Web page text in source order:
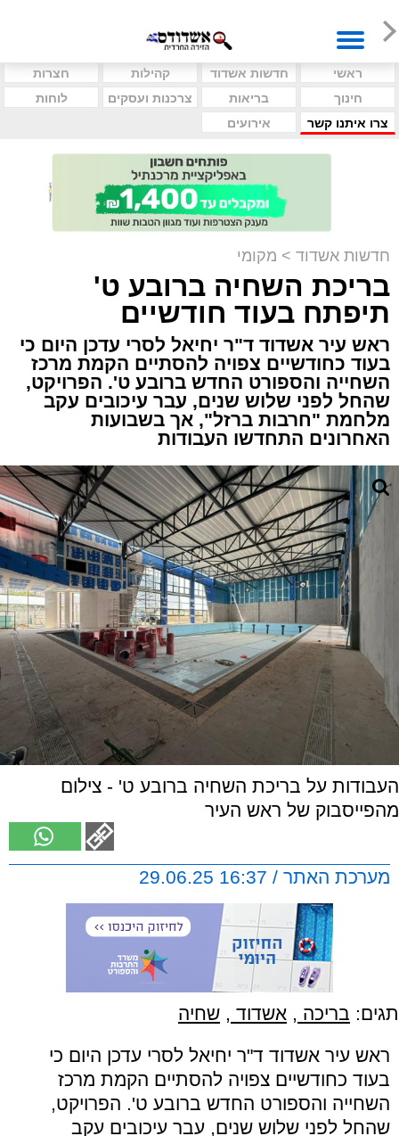
ראשי חדשות אשדוד קהילות
חצרות
חינוך
בריאות צרכנות ועסקים
לוחות
צרו איתנו קשר
אירועים
חדשות אשדוד > מקומי
בריכת השחיה ברובע ט'
תיפתח בעוד חודשיים
ראש עיר אשדוד ד"ר יחיאל לסרי עדכן היום כי
בעוד כחודשיים צפויה להסתיים הקמת מרכז
השחייה והספורט החדש ברובע ט'. הפרויקט,
שהחל לפני שלוש שנים, עבר עיכובים עקב
מלחמת "חרבות ברזל", אך בשבועות
האחרונים התחדשו העבודות
העבודות על בריכת השחיה ברובע ט' - צילום
מהפייסבוק של ראש העיר
מערכת האתר / 16:37 29.06.25
תגים: בריכה , אשדוד , שחיה
ראש עיר אשדוד ד"ר יחיאל לסרי עדכן היום כי
בעוד כחודשיים צפויה להסתיים הקמת מרכז
השחייה והספורט החדש ברובע ט'. הפרויקט,
שהחל לפני שלוש שנים, עבר עיכובים עקב